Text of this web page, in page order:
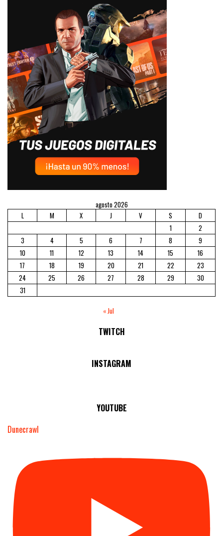
agosto 2026
L
M X J V S
D
1
2
3
4 5 6 7 8
9
10
11 12 13 14 15
16
17
18 19 20 21 22
23
24
25 26 27 28 29
30
31
« Jul
TWITCH
No Streams Online!
INSTAGRAM
YOUTUBE
Dunecrawl